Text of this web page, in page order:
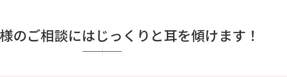
のご相談にはじっくりと耳を傾けます！